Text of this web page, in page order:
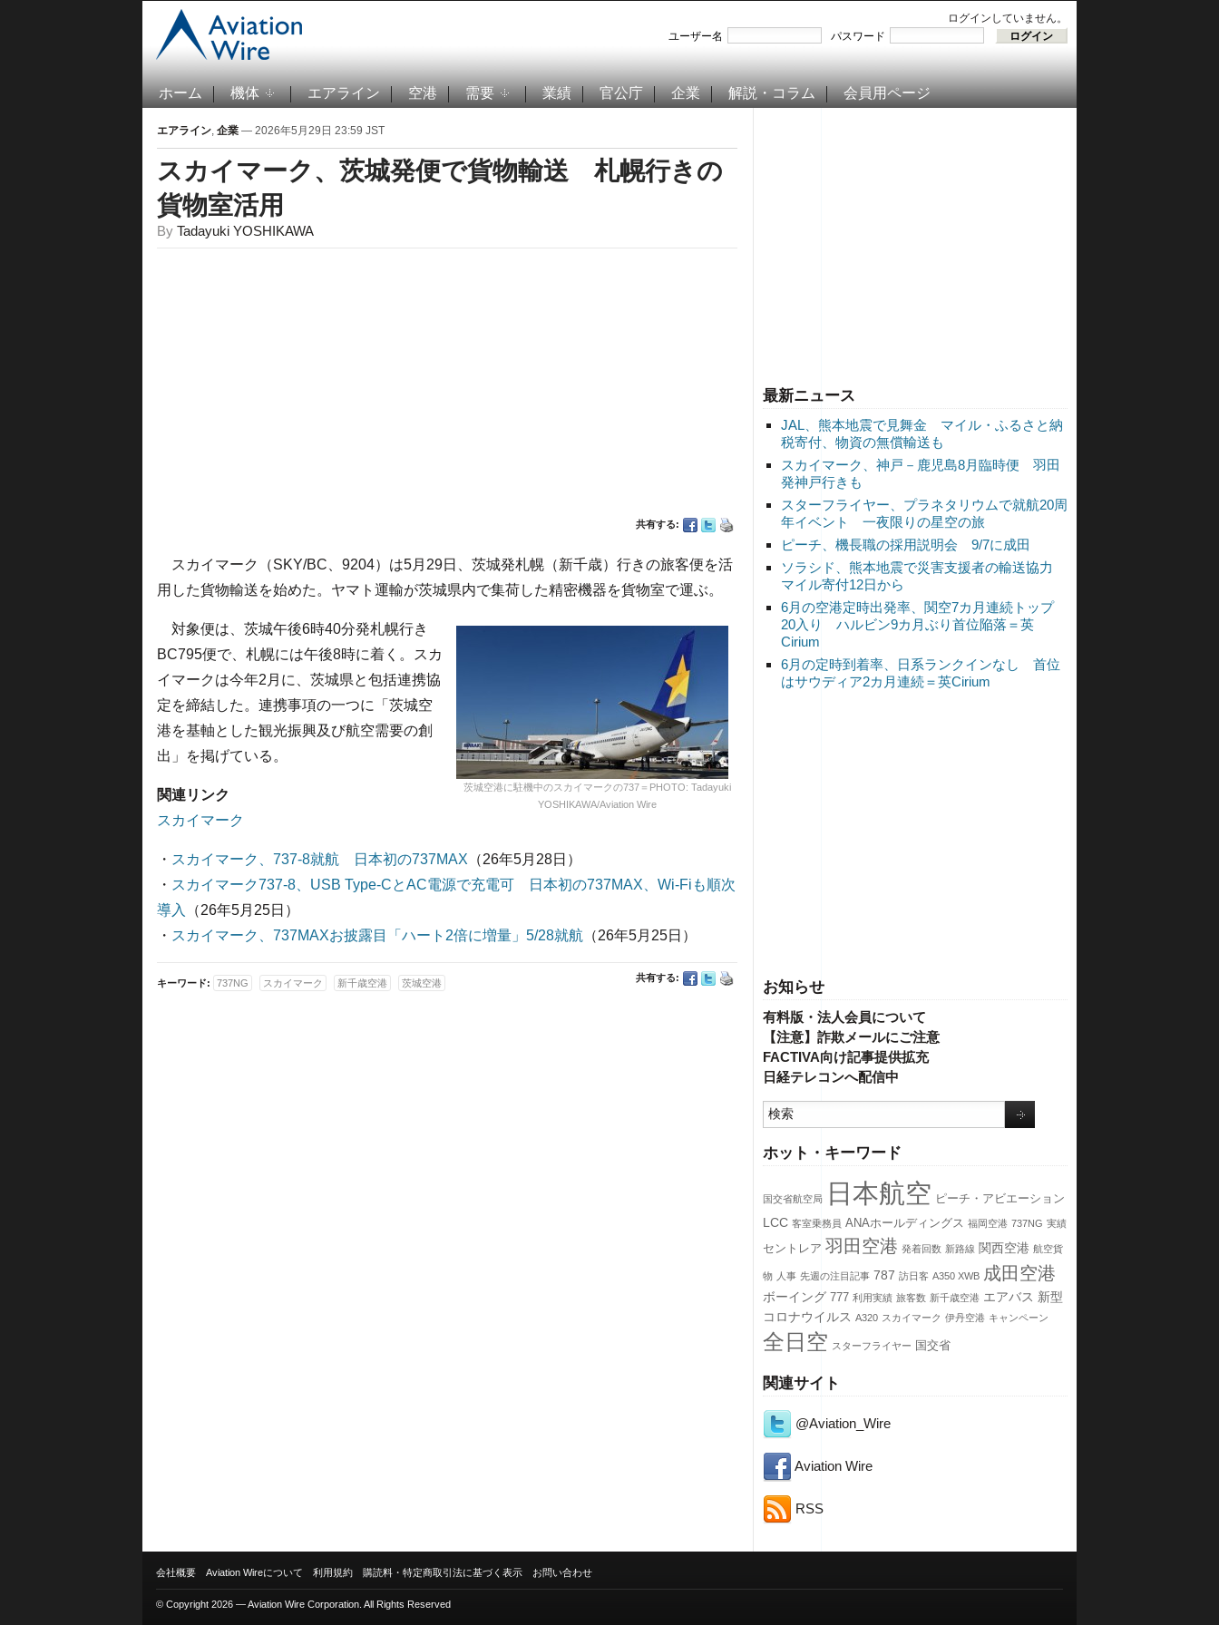
ログインしていません。
ユーザー名
パスワード
ホーム 機体 エアライン 空港 需要 業績 官公庁 企業 解説・コラム 会員用ページ
最新ニュース
JAL、熊本地震で見舞金 マイル・ふるさと納
税寄付、物資の無償輸送も
スカイマーク、神戸－鹿児島8月臨時便 羽田
発神戸行きも
スターフライヤー、プラネタリウムで就航20周
年イベント 一夜限りの星空の旅
ピーチ、機長職の採用説明会 9/7に成田
ソラシド、熊本地震で災害支援者の輸送協力
マイル寄付12日から
6月の空港定時出発率、関空7カ月連続トップ
20入り ハルビン9カ月ぶり首位陥落＝英
Cirium
6月の定時到着率、日系ランクインなし 首位
はサウディア2カ月連続＝英Cirium
お知らせ
有料版・法人会員について
【注意】詐欺メールにご注意
FACTIVA向け記事提供拡充
日経テレコンへ配信中
ホット・キーワード
国交省航空局 日本航空 ピーチ・アビエーション
LCC 客室乗務員 ANAホールディングス 福岡空港 737NG 実績
セントレア 羽田空港 発着回数 新路線 関西空港 航空貨
物 人事 先週の注目記事 787 訪日客 A350 XWB 成田空港
ボーイング 777 利用実績 旅客数 新千歳空港 エアバス 新型
コロナウイルス A320 スカイマーク 伊丹空港 キャンペーン
全日空 スターフライヤー 国交省
関連サイト
@Aviation_Wire
Aviation Wire
RSS
エアライン, 企業 — 2026年5月29日 23:59 JST
スカイマーク、茨城発便で貨物輸送 札幌行きの
貨物室活用
By Tadayuki YOSHIKAWA
共有する:
スカイマーク（SKY/BC、9204）は5月29日、茨城発札幌（新千歳）行きの旅客便を活
用した貨物輸送を始めた。ヤマト運輸が茨城県内で集荷した精密機器を貨物室で運ぶ。
茨城空港に駐機中のスカイマークの737＝PHOTO: Tadayuki
YOSHIKAWA/Aviation Wire
対象便は、茨城午後6時40分発札幌行き
BC795便で、札幌には午後8時に着く。スカ
イマークは今年2月に、茨城県と包括連携協
定を締結した。連携事項の一つに「茨城空
港を基軸とした観光振興及び航空需要の創
出」を掲げている。
関連リンク
スカイマーク
・ スカイマーク、737-8就航 日本初の737MAX （26年5月28日）
・ スカイマーク737-8、USB Type-CとAC電源で充電可 日本初の737MAX、Wi-Fiも順次
導入
（26年5月25日）
・ スカイマーク、737MAXお披露目「ハート2倍に増量」5/28就航 （26年5月25日）
共有する:
キーワード: 737NG スカイマーク 新千歳空港 茨城空港
会社概要 Aviation Wireについて 利用規約 購読料・特定商取引法に基づく表示 お問い合わせ
© Copyright 2026 — Aviation Wire Corporation. All Rights Reserved